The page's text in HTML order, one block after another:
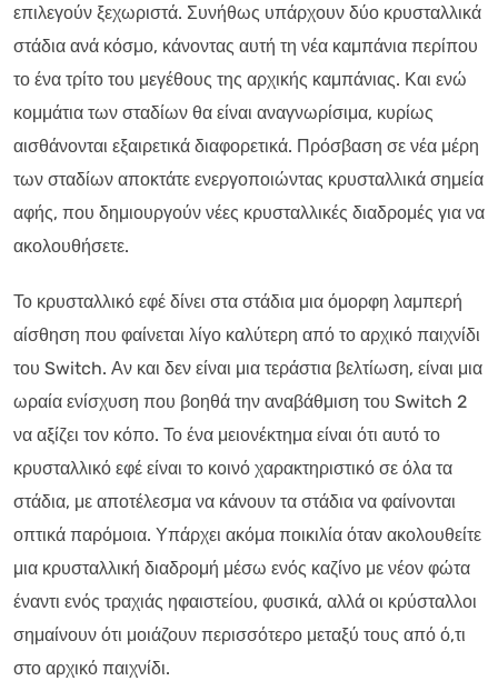
επιλεγούν ξεχωριστά. Συνήθως υπάρχουν δύο κρυσταλλικά
στάδια ανά κόσμο, κάνοντας αυτή τη νέα καμπάνια περίπου
το ένα τρίτο του μεγέθους της αρχικής καμπάνιας. Και ενώ
κομμάτια των σταδίων θα είναι αναγνωρίσιμα, κυρίως
αισθάνονται εξαιρετικά διαφορετικά. Πρόσβαση σε νέα μέρη
των σταδίων αποκτάτε ενεργοποιώντας κρυσταλλικά σημεία
αφής, που δημιουργούν νέες κρυσταλλικές διαδρομές για να
ακολουθήσετε.
Το κρυσταλλικό εφέ δίνει στα στάδια μια όμορφη λαμπερή
αίσθηση που φαίνεται λίγο καλύτερη από το αρχικό παιχνίδι
του Switch. Αν και δεν είναι μια τεράστια βελτίωση, είναι μια
ωραία ενίσχυση που βοηθά την αναβάθμιση του Switch 2
να αξίζει τον κόπο. Το ένα μειονέκτημα είναι ότι αυτό το
κρυσταλλικό εφέ είναι το κοινό χαρακτηριστικό σε όλα τα
στάδια, με αποτέλεσμα να κάνουν τα στάδια να φαίνονται
οπτικά παρόμοια. Υπάρχει ακόμα ποικιλία όταν ακολουθείτε
μια κρυσταλλική διαδρομή μέσω ενός καζίνο με νέον φώτα
έναντι ενός τραχιάς ηφαιστείου, φυσικά, αλλά οι κρύσταλλοι
σημαίνουν ότι μοιάζουν περισσότερο μεταξύ τους από ό,τι
στο αρχικό παιχνίδι.